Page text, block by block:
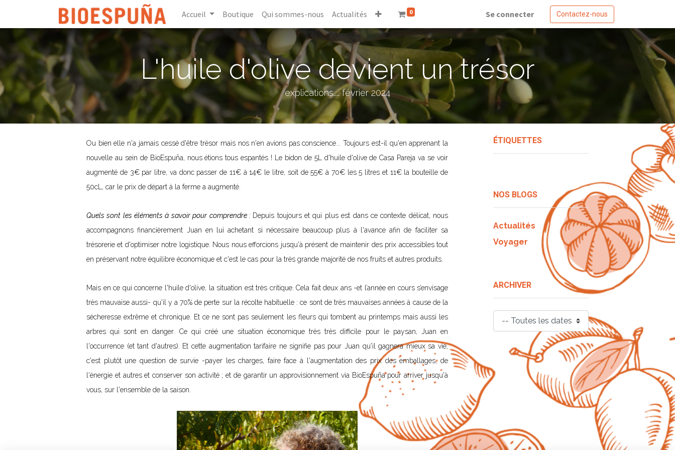
Accueil Boutique Qui sommes-nous Actualités 0 Se connecter Contactez-nous
L'huile d'olive devient un trésor
explications.... février 2024
Ou bien elle n'a jamais cessé d'être trésor mais nos n'en avions pas conscience... Toujours est-il qu'en apprenant la
nouvelle au sein de BioEspuña, nous étions tous espantés ! Le bidon de 5L d'huile d'olive de Casa Pareja va se voir
augmenté de 3€ par litre, va donc passer de 11€ à 14€ le litre, soit de 55€ à 70€ les 5 litres et 11€ la bouteille de
50cL, car le prix de départ à la ferme a augmenté.
Quels sont les éléments à savoir pour comprendre : Depuis toujours et qui plus est dans ce contexte délicat, nous
accompagnons financièrement Juan en lui achetant si nécessaire beaucoup plus à l'avance afin de faciliter sa
trésorerie et d'optimiser notre logistique. Nous nous efforcions jusqu'à présent de maintenir des prix accessibles tout
en préservant notre équilibre économique et c'est le cas pour la très grande majorité de nos fruits et autres produits.
Mais en ce qui concerne l'huile d'olive, la situation est très critique. Cela fait deux ans -et l’année en cours s’envisage
très mauvaise aussi- qu'il y a 70% de perte sur la récolte habituelle : ce sont de très mauvaises années à cause de la
sécheresse extrême et chronique. Et ce ne sont pas seulement les fleurs qui tombent au printemps mais aussi les
arbres qui sont en danger. Ce qui créé une situation économique très très difficile pour le paysan, Juan en
l'occurrence (et tant d'autres). Et cette augmentation tarifaire ne signifie pas pour Juan qu'il gagnera mieux sa vie,
c'est plutôt une question de survie -payer les charges, faire face à l'augmentation des prix des emballages, de
l'énergie et autres et conserver son activité ; et de garantir un approvisionnement via BioEspuña pour arriver jusqu'à
vous, sur l'ensemble de la saison.
ÉTIQUETTES
NOS BLOGS
Actualités
Voyager
ARCHIVER